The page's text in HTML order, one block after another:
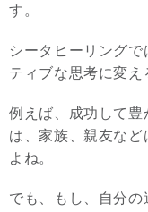
す。
シータヒーリング
ティブな思考に変え
例えば、成功して
は、家族、親友な
よね。
でも、もし、自分